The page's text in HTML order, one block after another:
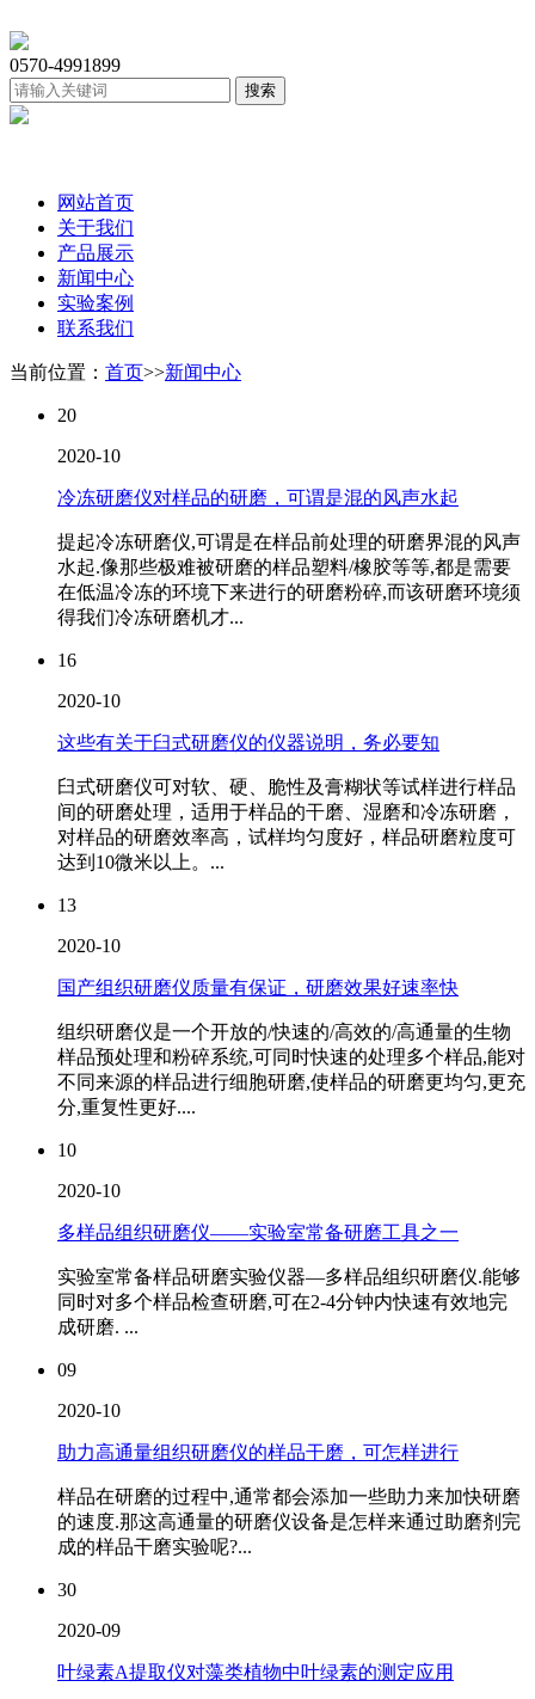
0570-4991899
网站首页
关于我们
产品展示
新闻中心
实验案例
联系我们
当前位置： 首页>>新闻中心
20
2020-10
冷冻研磨仪对样品的研磨，可谓是混的风声水起
提起冷冻研磨仪,可谓是在样品前处理的研磨界混的风声
水起.像那些极难被研磨的样品塑料/橡胶等等,都是需要
在低温冷冻的环境下来进行的研磨粉碎,而该研磨环境须
得我们冷冻研磨机才...
16
2020-10
这些有关于臼式研磨仪的仪器说明，务必要知
臼式研磨仪可对软、硬、脆性及膏糊状等试样进行样品
间的研磨处理，适用于样品的干磨、湿磨和冷冻研磨，
对样品的研磨效率高，试样均匀度好，样品研磨粒度可
达到10微米以上。...
13
2020-10
国产组织研磨仪质量有保证，研磨效果好速率快
组织研磨仪是一个开放的/快速的/高效的/高通量的生物
样品预处理和粉碎系统,可同时快速的处理多个样品,能对
不同来源的样品进行细胞研磨,使样品的研磨更均匀,更充
分,重复性更好....
10
2020-10
多样品组织研磨仪——实验室常备研磨工具之一
实验室常备样品研磨实验仪器—多样品组织研磨仪.能够
同时对多个样品检查研磨,可在2-4分钟内快速有效地完
成研磨. ...
09
2020-10
助力高通量组织研磨仪的样品干磨，可怎样进行
样品在研磨的过程中,通常都会添加一些助力来加快研磨
的速度.那这高通量的研磨仪设备是怎样来通过助磨剂完
成的样品干磨实验呢?...
30
2020-09
叶绿素A提取仪对藻类植物中叶绿素的测定应用